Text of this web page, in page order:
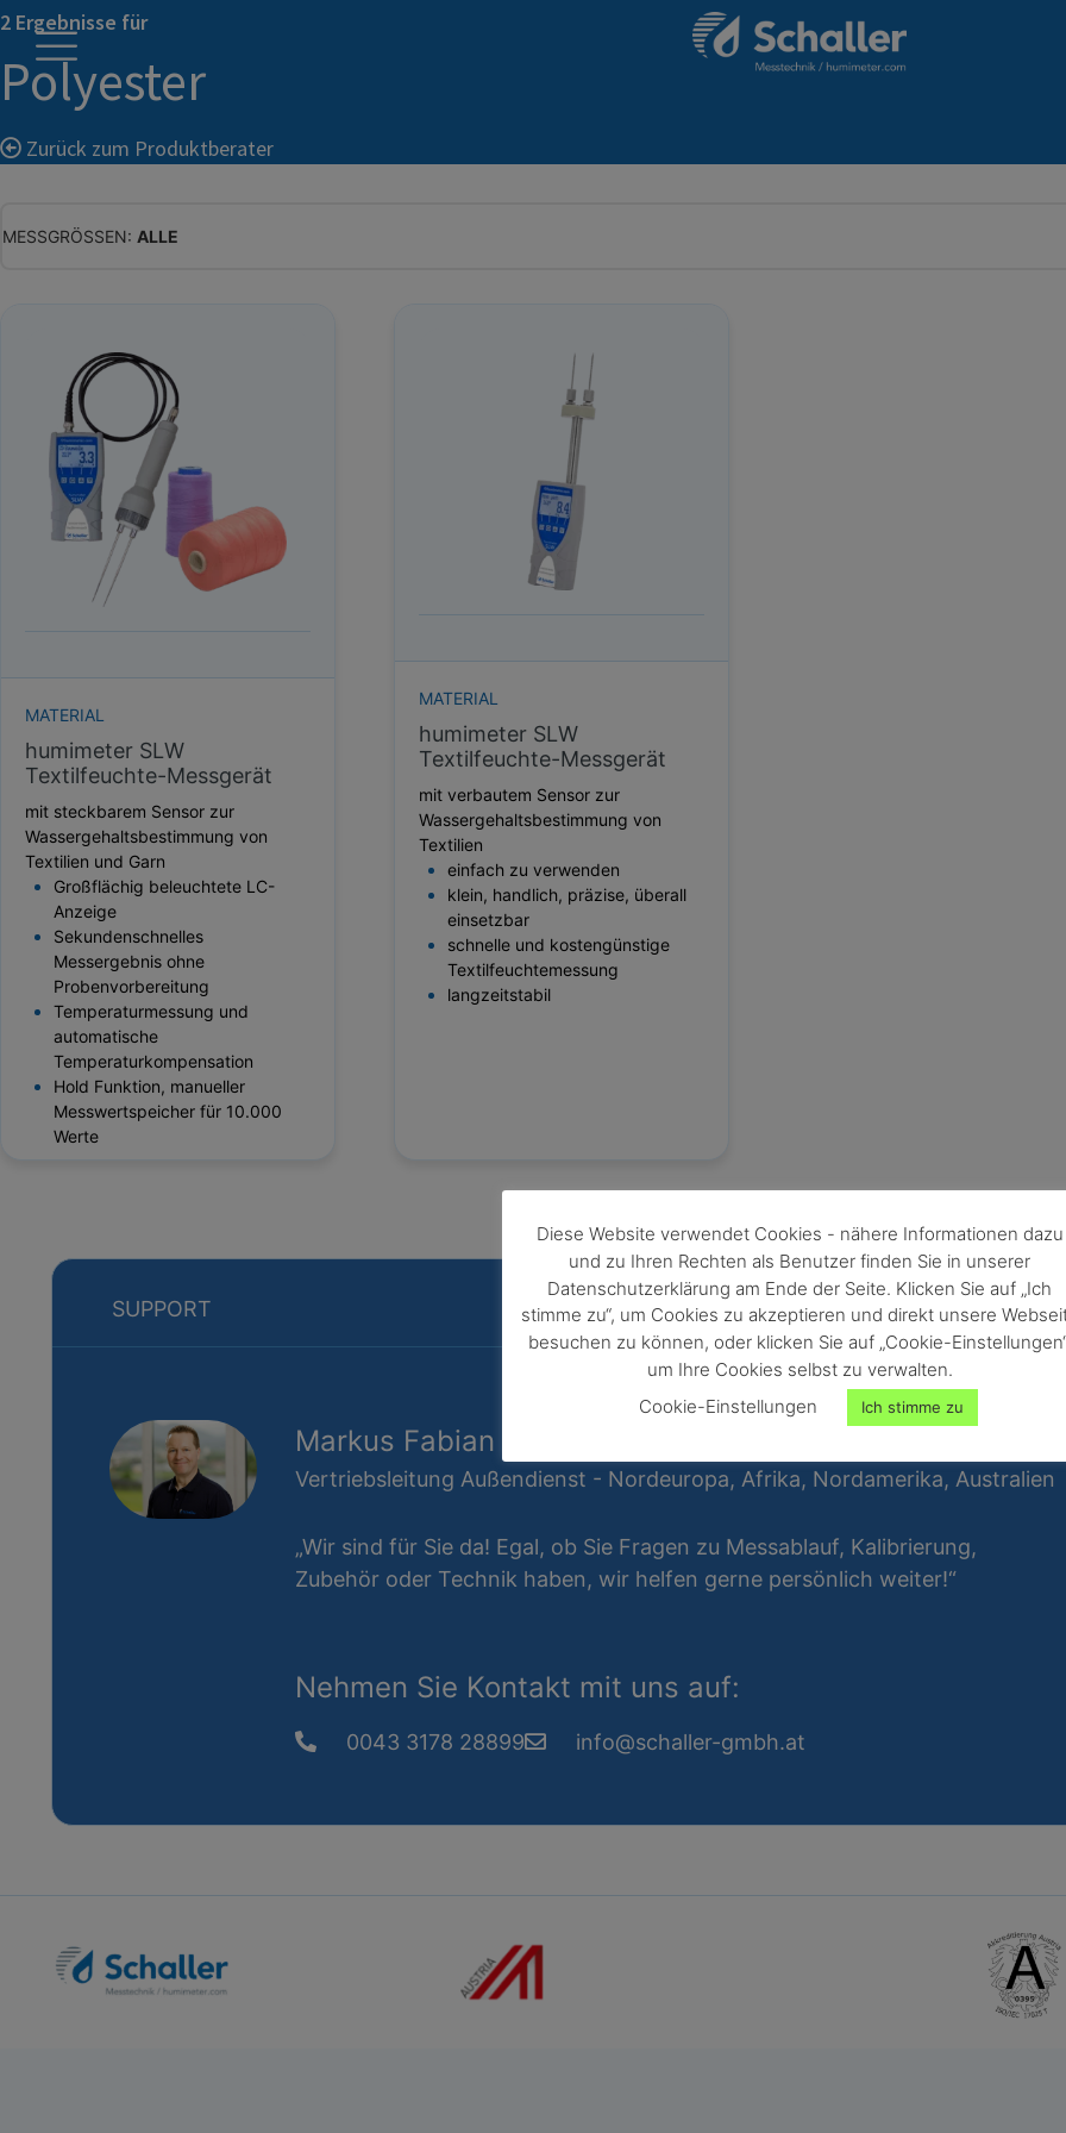
2 Ergebnisse für
Polyester
Zurück zum Produktberater
MESSGRÖSSEN: ALLE
HOLZFEUCHTE
RELATIVE FEUCHTE
ABSOLUTE FEUCHTE
TEMPERATUR
GLEICHGEWICHTSFEUCHTE
WASSERAKTIVITÄT
TROCKENSUBSTANZ
HEKTOLITERGEWICHT
TAUPUNKT
SCHÜTTDICHTE
MATERIAL
humimeter SLW
Textilfeuchte-Messgerät
mit steckbarem Sensor zur
Wassergehaltsbestimmung von
Textilien und Garn
Großflächig beleuchtete LC-
Anzeige
Sekundenschnelles
Messergebnis ohne
Probenvorbereitung
Temperaturmessung und
automatische
Temperaturkompensation
Hold Funktion, manueller
Messwertspeicher für 10.000
Werte
MATERIAL
humimeter SLW
Textilfeuchte-Messgerät
mit verbautem Sensor zur
Wassergehaltsbestimmung von
Textilien
einfach zu verwenden
klein, handlich, präzise, ​​überall
einsetzbar
schnelle und kostengünstige
Textilfeuchtemessung
langzeitstabil
SUPPORT
Markus Fabian
Vertriebsleitung Außendienst - Nordeuropa, Afrika, Nordamerika, Australien
„Wir sind für Sie da! Egal, ob Sie Fragen zu Messablauf, Kalibrierung,
Zubehör oder Technik haben, wir helfen gerne persönlich weiter!“
Nehmen Sie Kontakt mit uns auf:
0043 3178 28899 info@schaller-gmbh.at
Diese Website verwendet Cookies - nähere Informationen dazu
und zu Ihren Rechten als Benutzer finden Sie in unserer
Datenschutzerklärung am Ende der Seite. Klicken Sie auf „Ich
stimme zu“, um Cookies zu akzeptieren und direkt unsere
besuchen zu können, oder klicken Sie auf „Cookie-
um Ihre Cookies selbst zu verwalten.
Cookie-Einstellungen
Ich stimme zu